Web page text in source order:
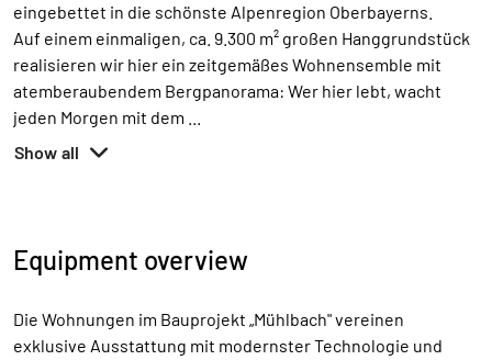
eingebettet in die schönste Alpenregion Oberbayerns.
Auf einem einmaligen, ca. 9.300 m² großen Hanggrundstück
realisieren wir hier ein zeitgemäßes Wohnensemble mit
atemberaubendem Bergpanorama: Wer hier lebt, wacht
jeden Morgen mit dem
Show all
Equipment overview
Die Wohnungen im Bauprojekt „Mühlbach" vereinen
exklusive Ausstattung mit modernster Technologie und